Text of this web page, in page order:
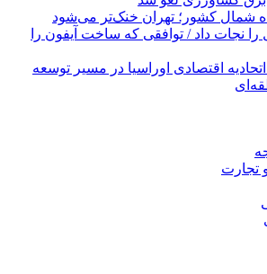
شمال کشور؛ تهران خنک‌تر می‌شود
نجات داد / توافقی که ساخت آیفون را
اقتصادی اوراسیا در مسیر توسعه
تجارت